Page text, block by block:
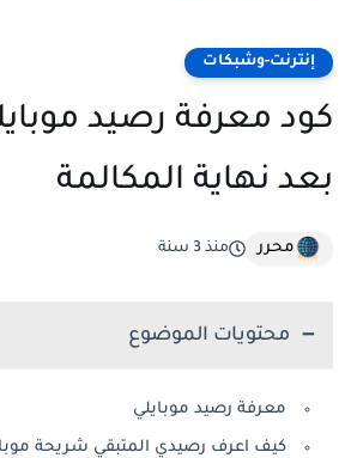
إنترنت-وشبكات
كود معرفة رصيد
بعد نهاية المكالمة
محرر منذ 3 سنة
محتويات الموضوع
معرفة رصيد موبايلي
كيف اعرف رصيدي المتبقي شريحة